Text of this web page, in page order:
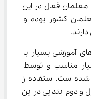
فعال در این
کشور بوده و
آموزشی بسیار با
بسیار مناسب و توسط
است. استفاده از
ابتدایی در این